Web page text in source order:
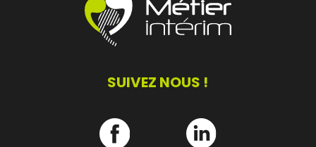
SUIVEZ NOUS !